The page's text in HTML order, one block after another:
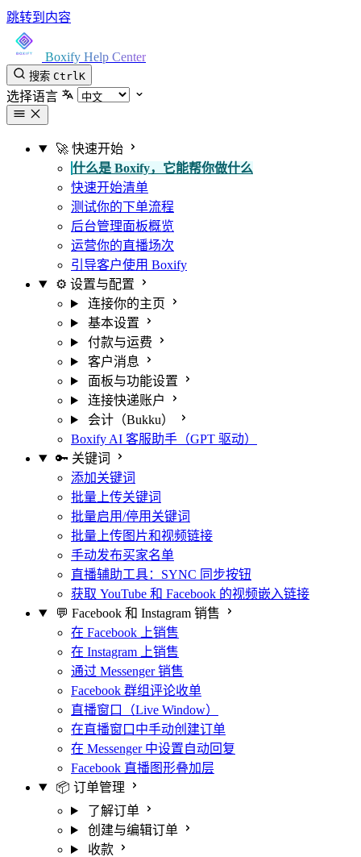
跳转到内容
Boxify Help Center
搜索 CtrlK
选择语言
🚀 快速开始
什么是 Boxify，它能帮你做什么
快速开始清单
测试你的下单流程
后台管理面板概览
运营你的直播场次
引导客户使用 Boxify
⚙️ 设置与配置
连接你的主页
基本设置
付款与运费
客户消息
面板与功能设置
连接快递账户
会计（Bukku）
Boxify AI 客服助手（GPT 驱动）
🔑 关键词
添加关键词
批量上传关键词
批量启用/停用关键词
批量上传图片和视频链接
手动发布买家名单
直播辅助工具：SYNC 同步按钮
获取 YouTube 和 Facebook 的视频嵌入链接
💬 Facebook 和 Instagram 销售
在 Facebook 上销售
在 Instagram 上销售
通过 Messenger 销售
Facebook 群组评论收单
直播窗口（Live Window）
在直播窗口中手动创建订单
在 Messenger 中设置自动回复
Facebook 直播图形叠加层
📦 订单管理
了解订单
创建与编辑订单
收款